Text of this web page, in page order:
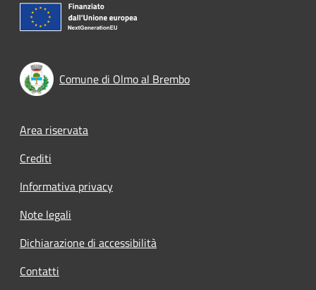
Comune di Olmo al Brembo
Footer menu
Area riservata
Crediti
Informativa privacy
Note legali
Dichiarazione di accessibilità
Contatti